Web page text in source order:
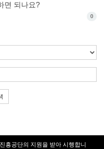
면 되나요?
0
흥공단의 지원을 받아 시행합니